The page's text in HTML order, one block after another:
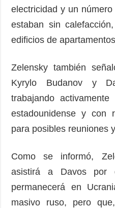
electricidad y un
estaban sin
edificios de
Zelensky también
Kyrylo Budanov y
trabajando
estadounidense y con
para posibles reuniones
Como se informó,
asistirá a Davos por
permanecerá en
masivo ruso, pero